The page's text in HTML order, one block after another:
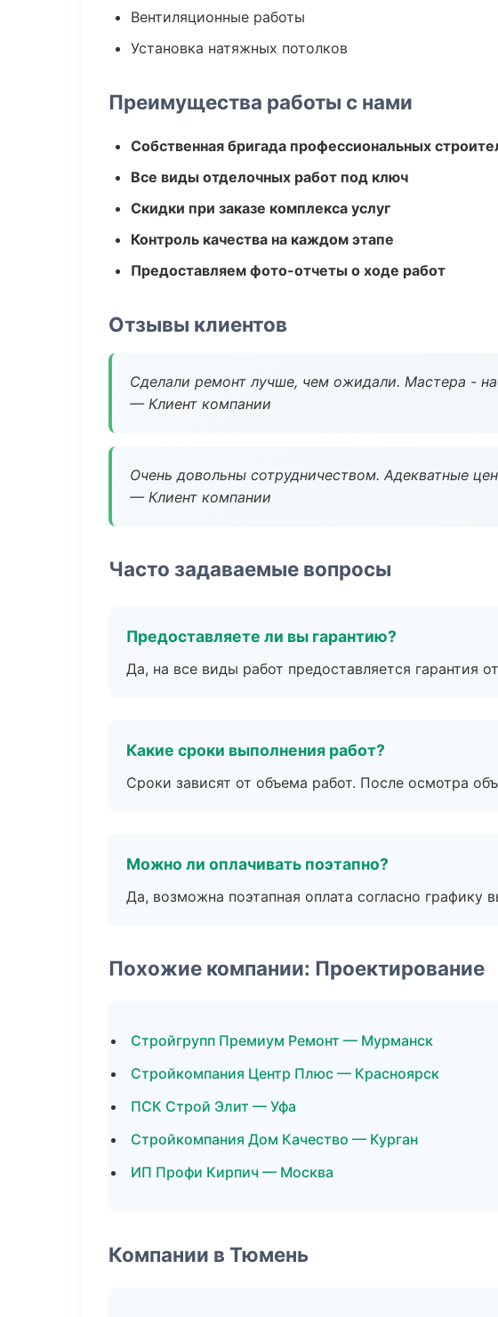
Вентиляционные работы
Установка натяжных потолков
Преимущества работы с нами
Собственная бригада профессиональных
Все виды отделочных работ под ключ
Скидки при заказе комплекса услуг
Контроль качества на каждом этапе
Предоставляем фото-отчеты о ходе работ
Отзывы клиентов
Сделали ремонт лучше, чем ожидали. Мастера -
— Клиент компании
Очень довольны сотрудничеством. Адекватные
— Клиент компании
Часто задаваемые вопросы
Предоставляете ли вы гарантию?
Да, на все виды работ предоставляется гарантия
Какие сроки выполнения работ?
Сроки зависят от объема работ. После осмотра
Можно ли оплачивать поэтапно?
Да, возможна поэтапная оплата согласно графику
Похожие компании: Проектирование
Стройгрупп Премиум Ремонт — Мурманск
Стройкомпания Центр Плюс — Красноярск
ПСК Строй Элит — Уфа
Стройкомпания Дом Качество — Курган
ИП Профи Кирпич — Москва
Компании в Тюмень